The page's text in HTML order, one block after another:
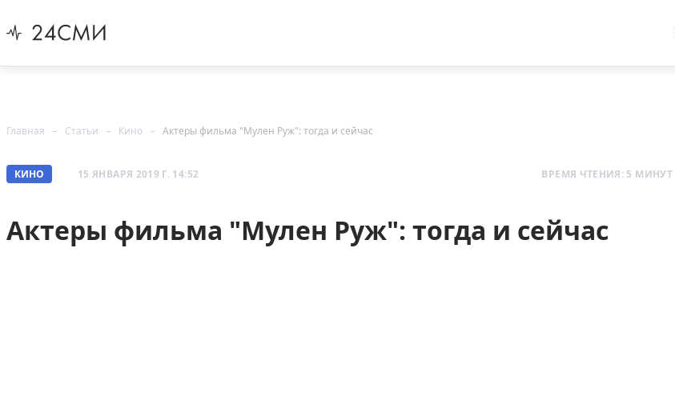
Главная Статьи Кино Актеры фильма "Мулен Руж": тогда и сейчас
КИНО 15 ЯНВАРЯ 2019 Г. 14:52 ВРЕМЯ ЧТЕНИЯ: 5 МИНУТ
Актеры фильма "Мулен Руж": тогда и сейчас